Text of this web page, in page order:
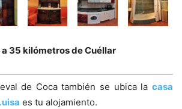
a 35 kilómetros de Cuéllar
de Coca también se ubica la casa
es tu alojamiento.